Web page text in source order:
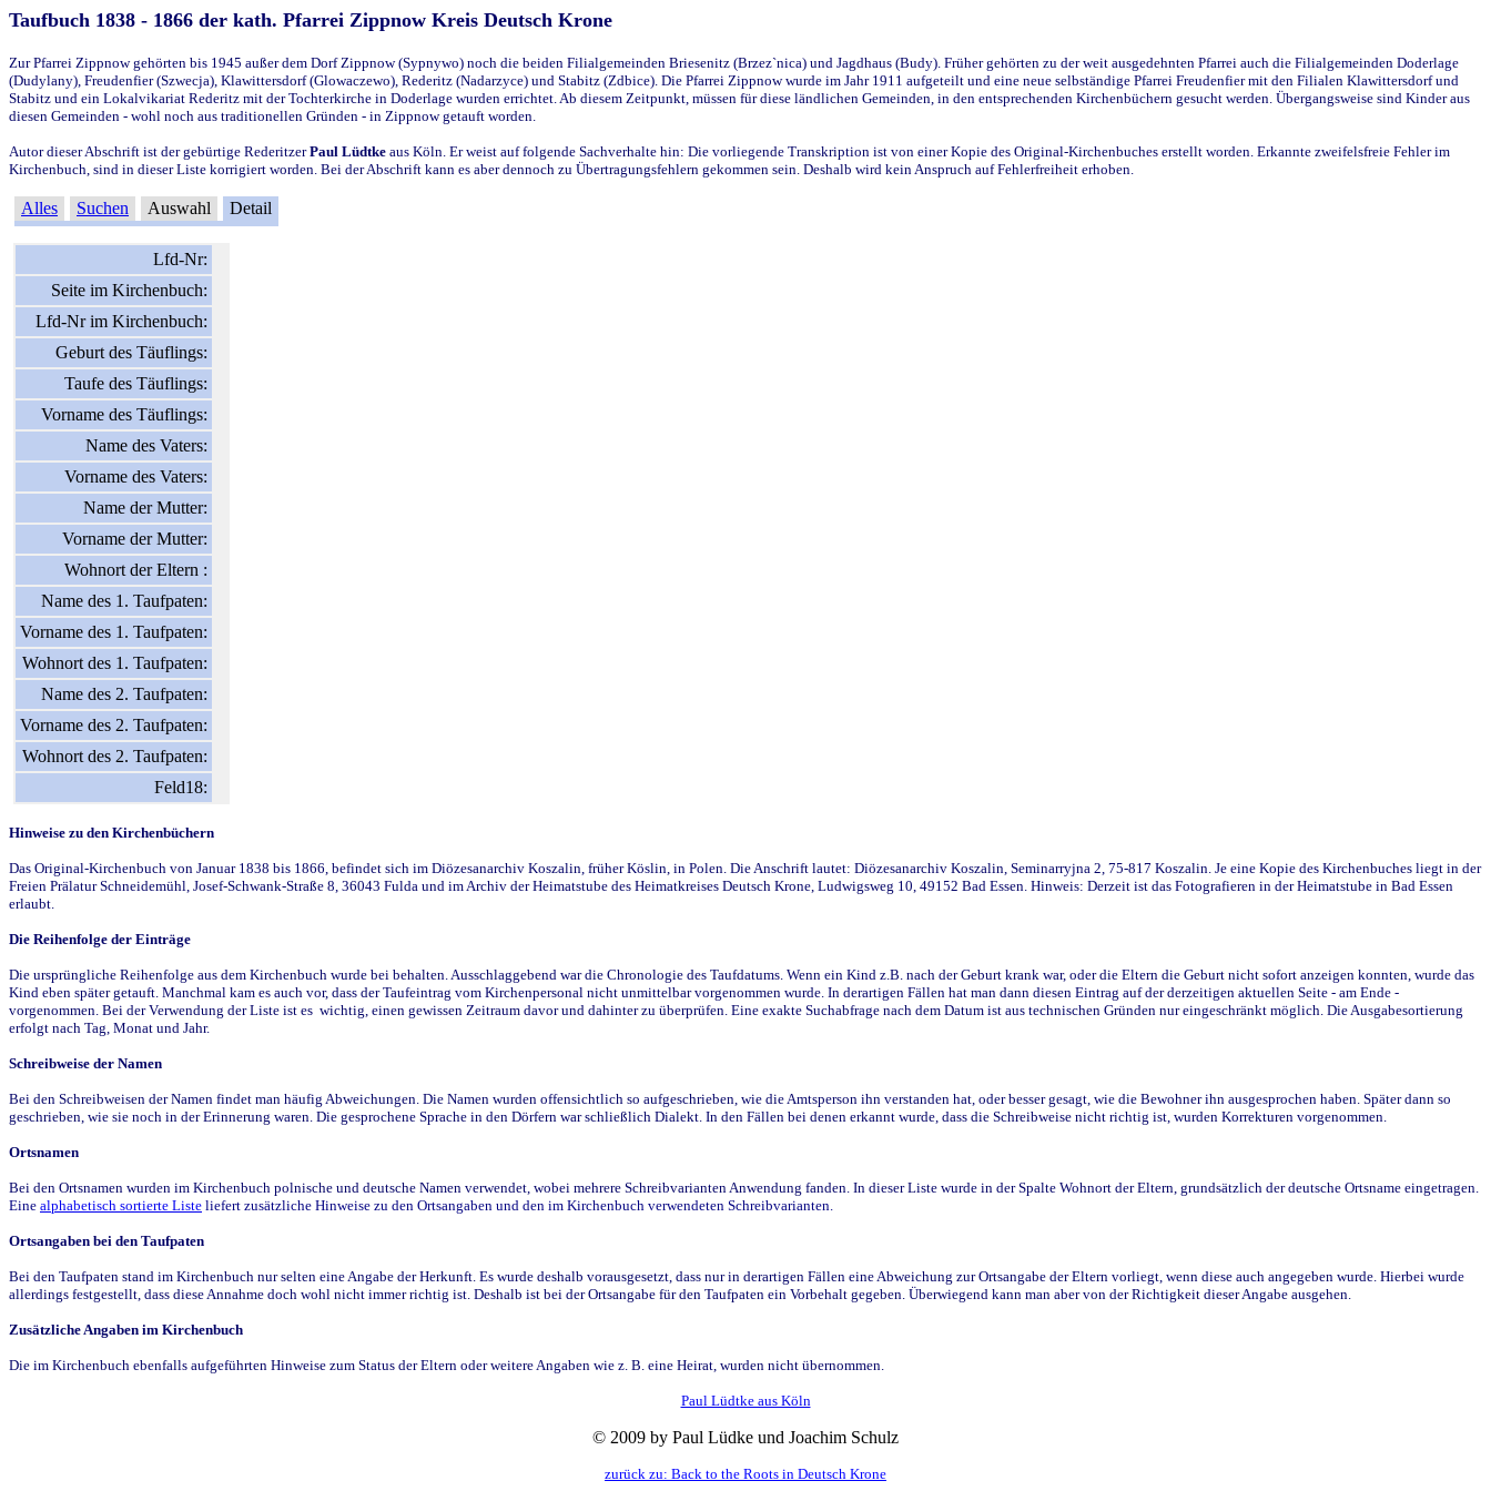
Taufbuch 1838 - 1866 der kath. Pfarrei Zippnow Kreis Deutsch Krone
Zur Pfarrei Zippnow gehörten bis 1945 außer dem Dorf Zippnow (Sypnywo) noch die beiden Filialgemeinden Briesenitz (Brzez`nica) und Jagdhaus (Budy). Früher gehörten zu der weit ausgedehnten Pfarrei auch die Filialgemeinden Doderlage
(Dudylany), Freudenfier (Szwecja), Klawittersdorf (Glowaczewo), Rederitz (Nadarzyce) und Stabitz (Zdbice). Die Pfarrei Zippnow wurde im Jahr 1911 aufgeteilt und eine neue selbständige Pfarrei Freudenfier mit den Filialen Klawittersdorf und
Stabitz und ein Lokalvikariat Rederitz mit der Tochterkirche in Doderlage wurden errichtet. Ab diesem Zeitpunkt, müssen für diese ländlichen Gemeinden, in den entsprechenden Kirchenbüchern gesucht werden. Übergangsweise sind Kinder aus
diesen Gemeinden - wohl noch aus traditionellen Gründen - in Zippnow getauft worden.
Autor dieser Abschrift ist der gebürtige RederitzerPaul Lüdtke aus Köln. Er weist auf folgende Sachverhalte hin: Die vorliegende Transkription ist von einer Kopie des Original-Kirchenbuches erstellt worden. Erkannte zweifelsfreie Fehler im
Kirchenbuch, sind in dieser Liste korrigiert worden. Bei der Abschrift kann es aber dennoch zu Übertragungsfehlern gekommen sein. Deshalb wird kein Anspruch auf Fehlerfreiheit erhoben.
Alles Suchen Auswahl Detail
Lfd-Nr:
Seite im Kirchenbuch:
Lfd-Nr im Kirchenbuch:
Geburt des Täuflings:
Taufe des Täuflings:
Vorname des Täuflings:
Name des Vaters:
Vorname des Vaters:
Name der Mutter:
Vorname der Mutter:
Wohnort der Eltern :
Name des 1. Taufpaten:
Vorname des 1. Taufpaten:
Wohnort des 1. Taufpaten:
Name des 2. Taufpaten:
Vorname des 2. Taufpaten:
Wohnort des 2. Taufpaten:
Feld18:
Hinweise zu den Kirchenbüchern
Das Original-Kirchenbuch von Januar 1838 bis 1866, befindet sich im Diözesanarchiv Koszalin, früher Köslin, in Polen. Die Anschrift lautet: Diözesanarchiv Koszalin, Seminarryjna 2, 75-817 Koszalin. Je eine Kopie des Kirchenbuches liegt in der
Freien Prälatur Schneidemühl, Josef-Schwank-Straße 8, 36043 Fulda und im Archiv der Heimatstube des Heimatkreises Deutsch Krone, Ludwigsweg 10, 49152 Bad Essen. Hinweis: Derzeit ist das Fotografieren in der Heimatstube in Bad Essen
erlaubt.
Die Reihenfolge der Einträge
Die ursprüngliche Reihenfolge aus dem Kirchenbuch wurde bei behalten. Ausschlaggebend war die Chronologie des Taufdatums. Wenn ein Kind z.B. nach der Geburt krank war, oder die Eltern die Geburt nicht sofort anzeigen konnten, wurde das
Kind eben später getauft. Manchmal kam es auch vor, dass der Taufeintrag vom Kirchenpersonal nicht unmittelbar vorgenommen wurde. In derartigen Fällen hat man dann diesen Eintrag auf der derzeitigen aktuellen Seite - am Ende -
vorgenommen. Bei der Verwendung der Liste ist es wichtig, einen gewissen Zeitraum davor und dahinter zu überprüfen. Eine exakte Suchabfrage nach dem Datum ist aus technischen Gründen nur eingeschränkt möglich. Die Ausgabesortierung
erfolgt nach Tag, Monat und Jahr.
Schreibweise der Namen
Bei den Schreibweisen der Namen findet man häufig Abweichungen. Die Namen wurden offensichtlich so aufgeschrieben, wie die Amtsperson ihn verstanden hat, oder besser gesagt, wie die Bewohner ihn ausgesprochen haben. Später dann so
geschrieben, wie sie noch in der Erinnerung waren. Die gesprochene Sprache in den Dörfern war schließlich Dialekt. In den Fällen bei denen erkannt wurde, dass die Schreibweise nicht richtig ist, wurden Korrekturen vorgenommen.
Ortsnamen
Bei den Ortsnamen wurden im Kirchenbuch polnische und deutsche Namen verwendet, wobei mehrere Schreibvarianten Anwendung fanden. In dieser Liste wurde in der Spalte Wohnort der Eltern, grundsätzlich der deutsche Ortsname eingetragen.
Eine alphabetisch sortierte Liste liefert zusätzliche Hinweise zu den Ortsangaben und den im Kirchenbuch verwendeten Schreibvarianten.
Ortsangaben bei den Taufpaten
Bei den Taufpaten stand im Kirchenbuch nur selten eine Angabe der Herkunft. Es wurde deshalb vorausgesetzt, dass nur in derartigen Fällen eine Abweichung zur Ortsangabe der Eltern vorliegt, wenn diese auch angegeben wurde. Hierbei wurde
allerdings festgestellt, dass diese Annahme doch wohl nicht immer richtig ist. Deshalb ist bei der Ortsangabe für den Taufpaten ein Vorbehalt gegeben. Überwiegend kann man aber von der Richtigkeit dieser Angabe ausgehen.
Zusätzliche Angaben im Kirchenbuch
Die im Kirchenbuch ebenfalls aufgeführten Hinweise zum Status der Eltern oder weitere Angaben wie z. B. eine Heirat, wurden nicht übernommen.
Paul Lüdtke aus Köln
© 2009 by Paul Lüdke und Joachim Schulz
zurück zu: Back to the Roots in Deutsch Krone